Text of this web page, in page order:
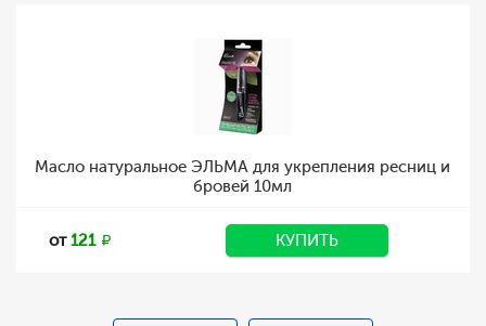
Масло натуральное ЭЛЬМА для укрепления ресниц и
бровей 10мл
от121 КУПИТЬ